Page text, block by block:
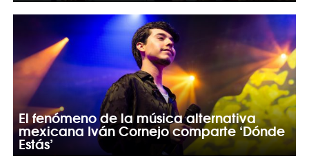
El fenómeno de la música alternativa
mexicana Iván Cornejo comparte ‘Dónde
Estás’